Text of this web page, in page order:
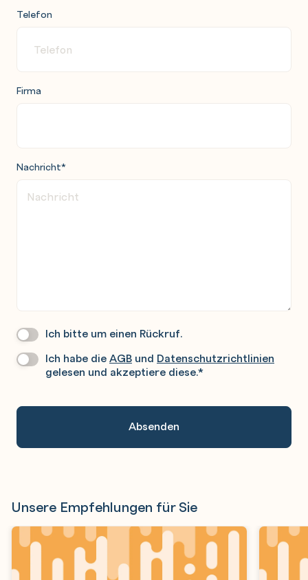
Telefon
Firma
Nachricht*
Wir
Sie
Ich bitte um einen Rückruf.
Datenschutz*
Ich habe dieAGB und Datenschutzrichtlinien
gelesen und akzeptiere diese.*
Unsere Empfehlungen für Sie